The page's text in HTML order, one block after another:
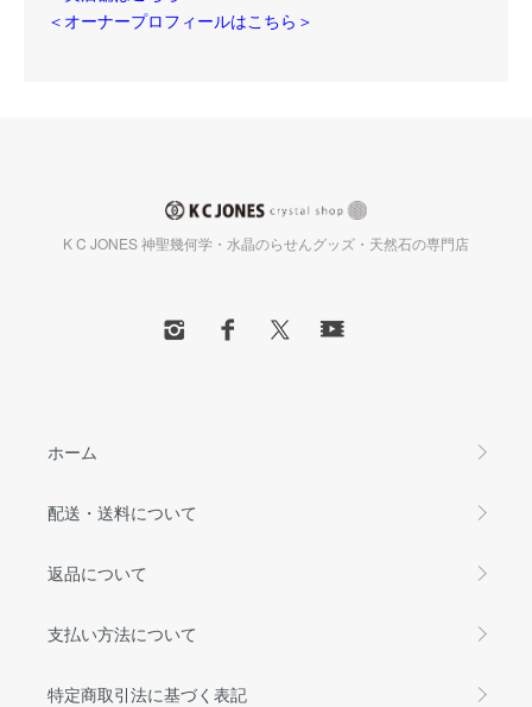
＜オーナープロフィールはこちら＞
K C JONES 神聖幾何学・水晶のらせんグッズ・天然石の専門店
ホーム
配送・送料について
返品について
支払い方法について
特定商取引法に基づく表記